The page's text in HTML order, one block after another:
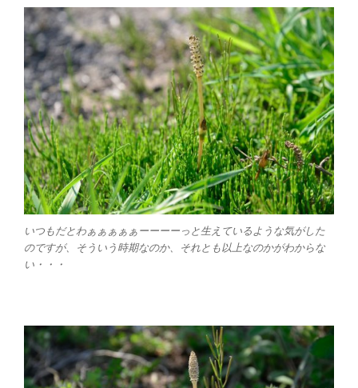
いつもだとわぁぁぁぁぁーーーーっと生えているような気がした
のですが、そういう時期なのか、それとも以上なのかがわからな
い・・・